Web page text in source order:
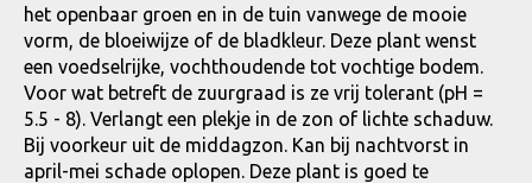
het openbaar groen en in de tuin vanwege de mooie
vorm, de bloeiwijze of de bladkleur. Deze plant wenst
een voedselrijke, vochthoudende tot vochtige bodem.
Voor wat betreft de zuurgraad is ze vrij tolerant (pH =
5.5 - 8). Verlangt een plekje in de zon of lichte schaduw.
Bij voorkeur uit de middagzon. Kan bij nachtvorst in
april-mei schade oplopen. Deze plant is goed te